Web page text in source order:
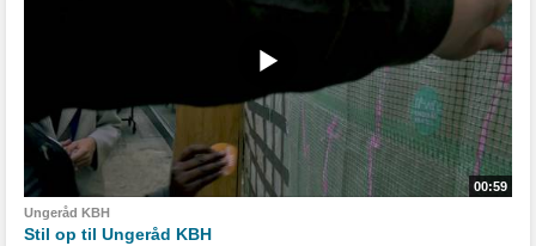
00:59
Ungeråd KBH
Stil op til Ungeråd KBH